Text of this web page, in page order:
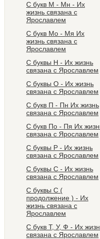
С букв М - Мн - Их
жизнь связана с
Ярославлем
C букв Мо - Мя Их
жизнь связана с
Ярославлем
С буквы Н - Их жизнь
связана с Ярославлем
C буквы О - Их жизнь
связана с Ярославлем
С букв П - Пн Их жизнь
связана с Ярославлем
С букв По - Пя Их
связана с Ярославлем
С буквы Р - Их жизнь
связана с Ярославлем
С буквы С - Их жизнь
связана с Ярославлем
С буквы С (
продолжение ) - Их
жизнь связана с
Ярославлем
С букв Т, У, Ф - Их
связана с Ярославлем